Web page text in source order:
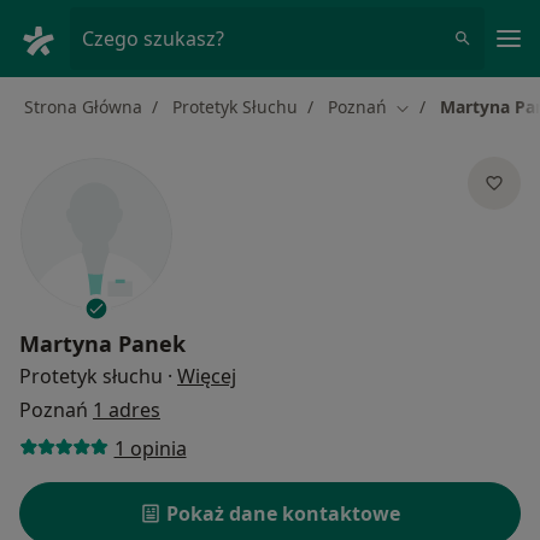
Czego szukasz?
Strona Główna Protetyk Słuchu Poznań Zmień miasto
Martyna
Martyna Panek
Protetyk słuchu · Więcej
Poznań 1 adres
1 opinia
Pokaż dane kontaktowe